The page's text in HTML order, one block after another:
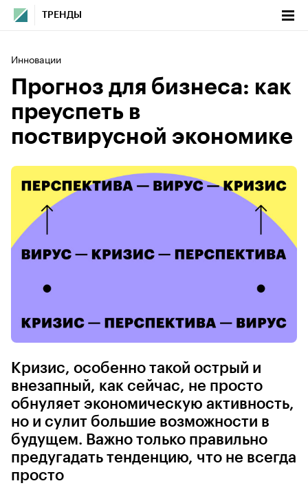
ТРЕНДЫ
Инновации
Прогноз для бизнеса: как
преуспеть в
поствирусной экономике
Кризис, особенно такой острый и
внезапный, как сейчас, не просто
обнуляет экономическую активность,
но и сулит большие возможности в
будущем. Важно только правильно
предугадать тенденцию, что не всегда
просто